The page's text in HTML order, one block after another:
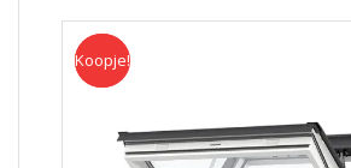
Koopje
Koopje!